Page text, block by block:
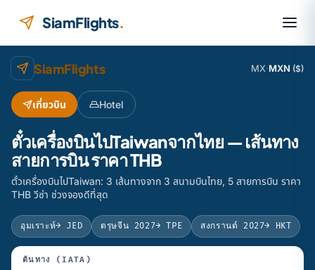
SiamFlights.
SiamFlights MX·MXN ($)
เที่ยวบิน Hotel
ตั๋วเครื่องบินไปTaiwanจากไทย — เส้นทาง
สายการบิน ราคา THB
ตั๋วเครื่องบินไปTaiwan: 3 เส้นทางจาก 3 สนามบินไทย, 5 สายการบิน ราคา
THB วีซ่า ช่วงจองดีที่สุด
อุมเราะห์→ JED ตรุษจีน 2027→ TPE สงกรานต์ 2027→ HKT
ต้นทาง (IATA)